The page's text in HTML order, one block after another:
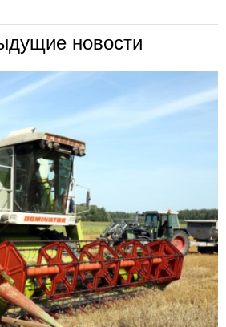
новости